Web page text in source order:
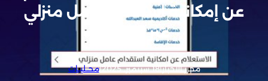
عن إمكانية استقدام عامل منزلي
عبر #سهل
محرر الاخبار|18 سبتمبر, 2025 |محــليــات